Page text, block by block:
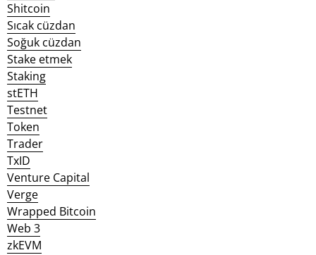
Shitcoin
Sıcak cüzdan
Soğuk cüzdan
Stake etmek
Staking
stETH
Testnet
Token
Trader
TxID
Venture Capital
Verge
Wrapped Bitcoin
Web 3
zkEVM